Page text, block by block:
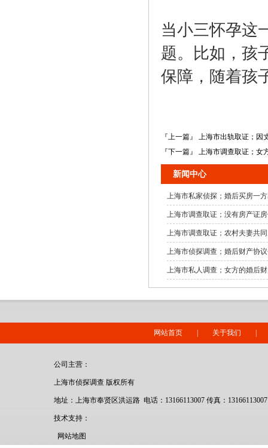
当小三怀孕这
题。比如，孩
保障，随着孩
『上一篇』 上海市出轨取证；因
『下一篇』 上海市调查取证；
新闻中心
上海市私家侦探；婚后买房一
上海市调查取证；没有房产证
上海市调查取证；农村夫妻共
上海市侦探调查；婚后财产协
上海市私人调查；女方的婚后
网站首页 关于我们
公司主营：
上海市侦探调查 版权所有
地址：上海市奉贤区洪运路 电话：13166113007 传真：13166113007
技术支持：
网站地图